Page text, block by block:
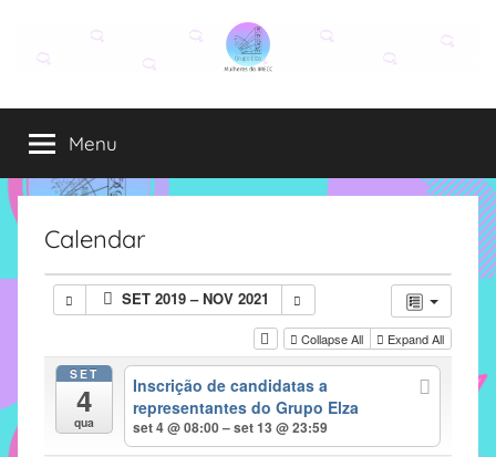
conteúdo
Grupo
Elza
Elza
é
formado
alunas,
funcionárias
IMECC
Menu
Calendar
SET 2019 – NOV 2021
Collapse All Expand All
SET
4
qua
Inscrição de candidatas a
representantes do Grupo Elza
set 4 @ 08:00 – set 13 @ 23:59